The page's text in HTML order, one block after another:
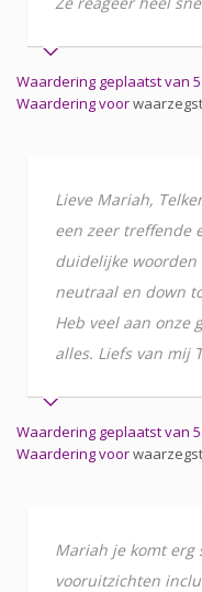
Waardering geplaatst van 5
Waardering voor
Lieve Mariah,
een zeer treffende
duidelijke woorden
neutraal en down
Heb veel aan onze
alles. Liefs van mij T
Waardering geplaatst van 5
Waardering voor
Mariah je komt erg
vooruitzichten